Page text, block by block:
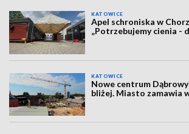
KATOWICE
Apel schroniska w
„Potrzebujemy cienia -
KATOWICE
Nowe centrum
bliżej. Miasto zamawia